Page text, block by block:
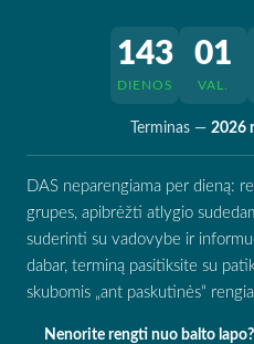
143
DIENOS
01
VAL.
Terminas — 2026
DAS neparengiama per dieną:
grupes, apibrėžti atlygio
suderinti su vadovybe ir
dabar, terminą pasitiksite su
skubomis „ant paskutinės“
Nenorite rengti nuo balto